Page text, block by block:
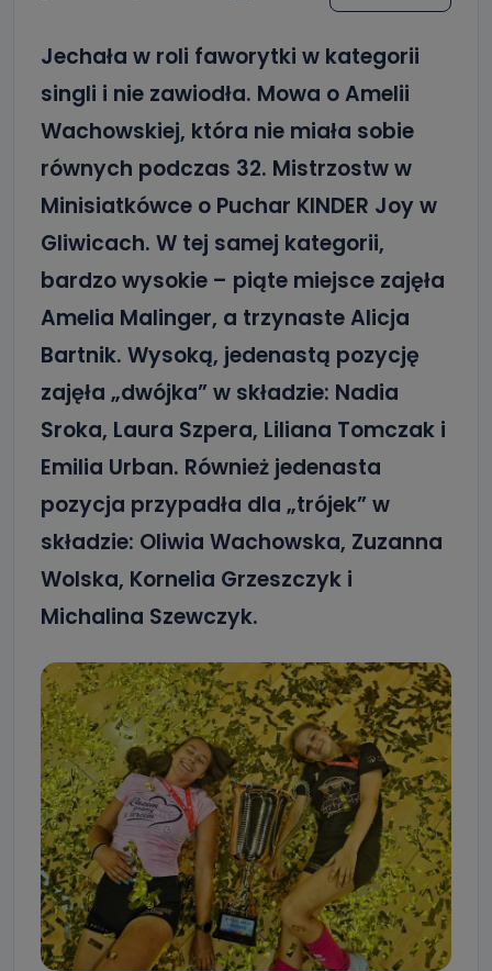
Jechała w roli faworytki w kategorii
singli i nie zawiodła. Mowa o Amelii
Wachowskiej, która nie miała sobie
równych podczas 32. Mistrzostw w
Minisiatkówce o Puchar KINDER Joy w
Gliwicach. W tej samej kategorii,
bardzo wysokie – piąte miejsce zajęła
Amelia Malinger, a trzynaste Alicja
Bartnik. Wysoką, jedenastą pozycję
zajęła „dwójka” w składzie: Nadia
Sroka, Laura Szpera, Liliana Tomczak i
Emilia Urban. Również jedenasta
pozycja przypadła dla „trójek” w
składzie: Oliwia Wachowska, Zuzanna
Wolska, Kornelia Grzeszczyk i
Michalina Szewczyk.